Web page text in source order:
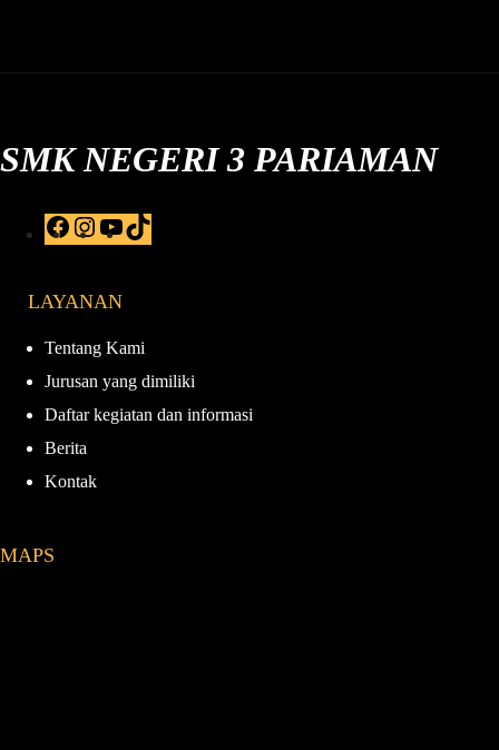
SMK NEGERI 3 PARIAMAN
F
a
b
o
I
n
a
r
a
m
Y
o
e
i
LAYANAN
Tentang Kami
Jurusan yang dimiliki
Daftar kegiatan dan informasi
Berita
Kontak
MAPS